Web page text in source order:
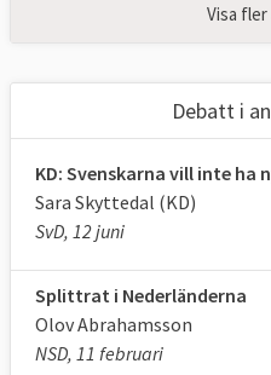
Visa
Debatt i
KD: Svenskarna vill inte ha
Sara Skyttedal (KD)
SvD, 12 juni
Splittrat i Nederländerna
Olov Abrahamsson
NSD, 11 februari